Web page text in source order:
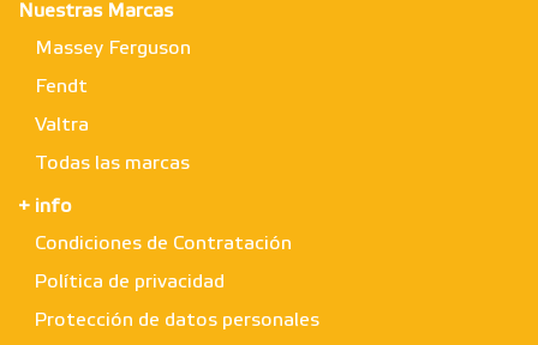
Nuestras Marcas
Massey Ferguson
Fendt
Valtra
Todas las marcas
+ info
Condiciones de Contratación
Política de privacidad
Protección de datos personales